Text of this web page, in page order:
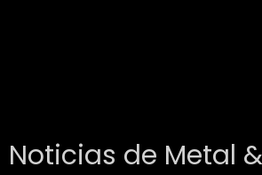
Noticias de Metal